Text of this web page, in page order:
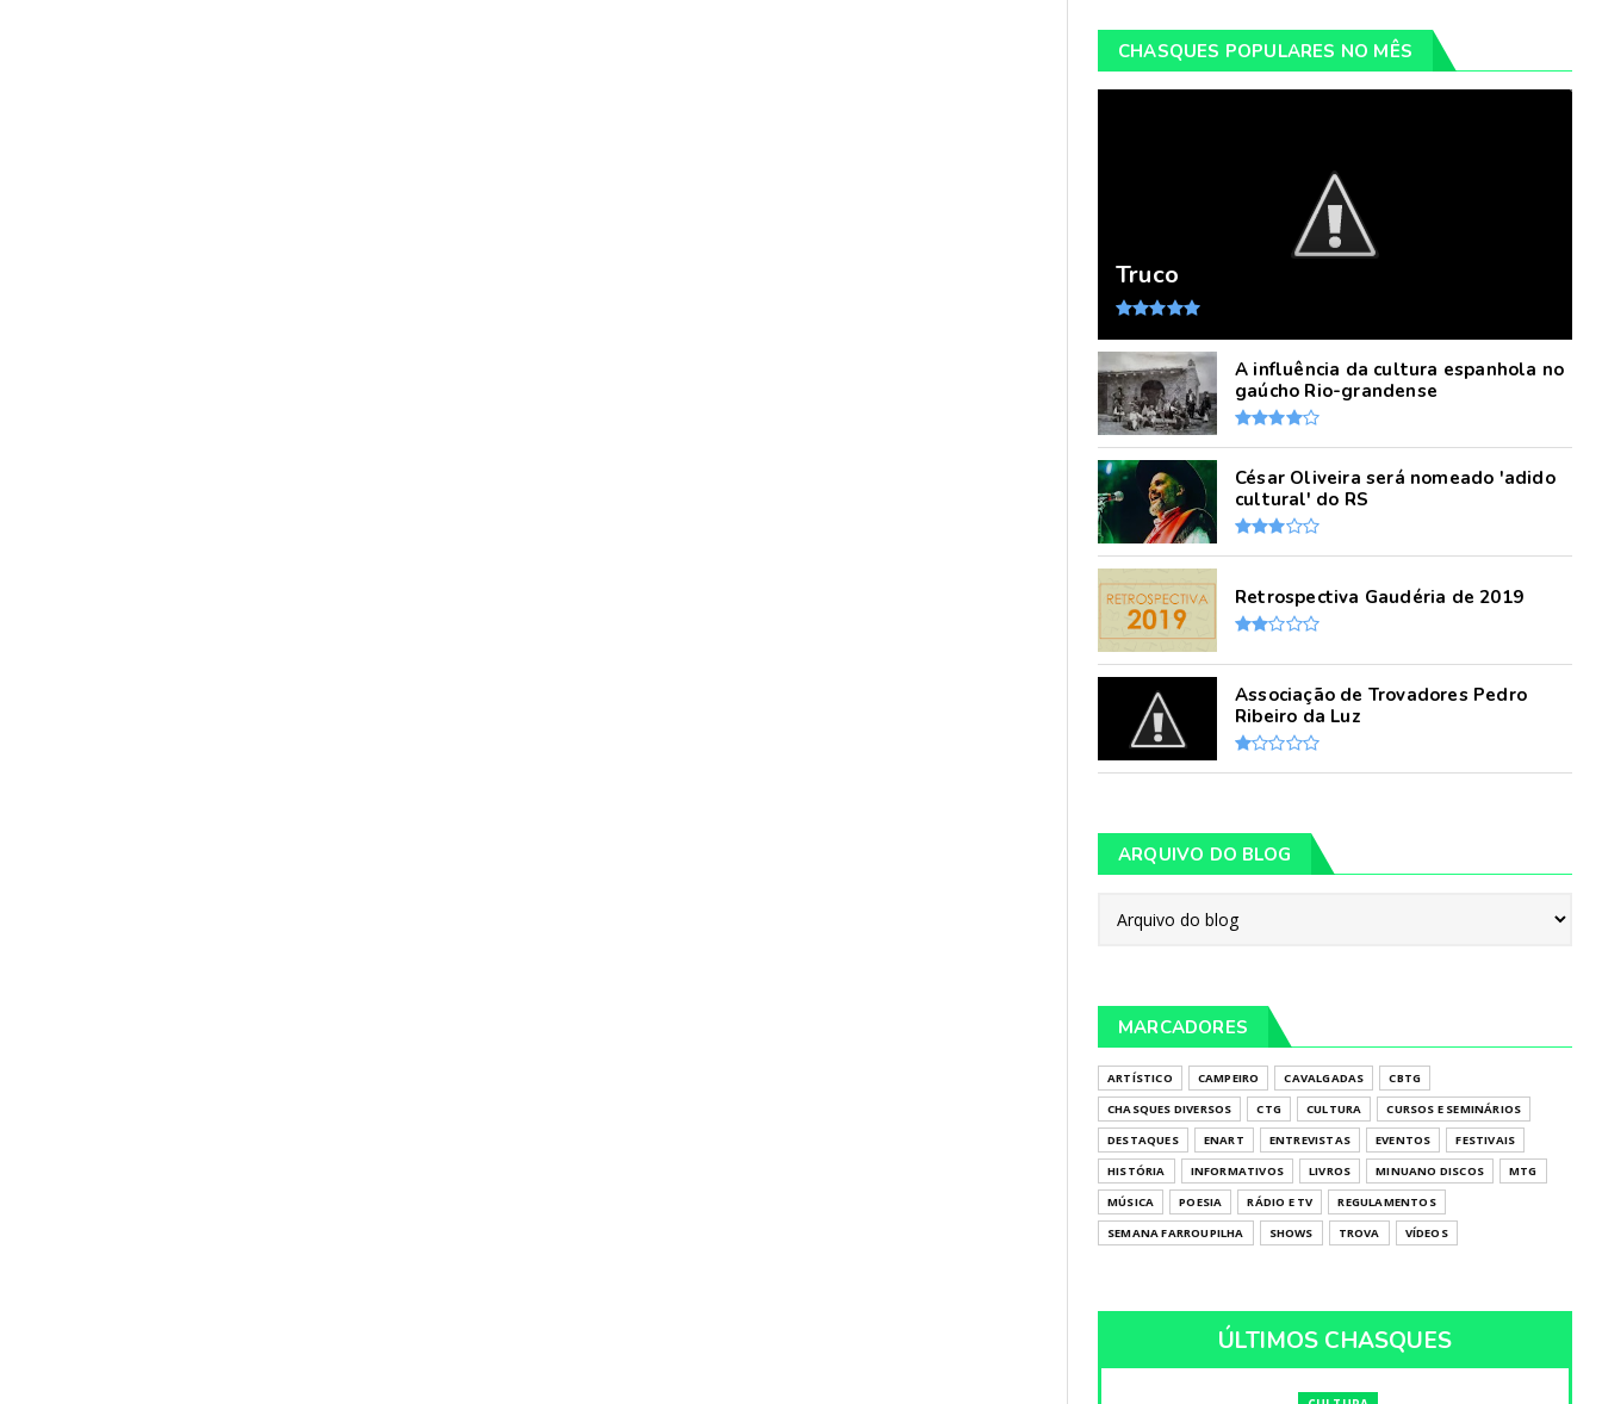
CHASQUES POPULARES NO MÊS
Truco
A influência da cultura espanhola no
gaúcho Rio-grandense
César Oliveira será nomeado 'adido
cultural' do RS
Retrospectiva Gaudéria de 2019
Associação de Trovadores Pedro
Ribeiro da Luz
ARQUIVO DO BLOG
MARCADORES
ARTÍSTICO CAMPEIRO CAVALGADAS
CBTG
CHASQUES DIVERSOS
CTG CULTURA
CURSOS E SEMINÁRIOS
DESTAQUES
ENART ENTREVISTAS EVENTOS
FESTIVAIS
HISTÓRIA
INFORMATIVOS LIVROS MINUANO DISCOS
MTG
MÚSICA
POESIA RÁDIO E TV
REGULAMENTOS
SEMANA FARROUPILHA
SHOWS TROVA VÍDEOS
ÚLTIMOS CHASQUES